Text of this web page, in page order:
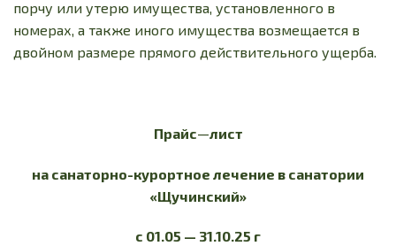
порчу или утерю имущества, установленного в
номерах, а также иного имущества возмещается в
двойном размере прямого действительного ущерба.
Прайс—лист
на санаторно-курортное лечение в санатории
«Щучинский»
с 01.05 — 31.10.25 г